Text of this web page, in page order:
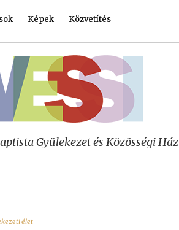
Képek Közvetítés
Gyülekezet és Közösségi Ház
élet